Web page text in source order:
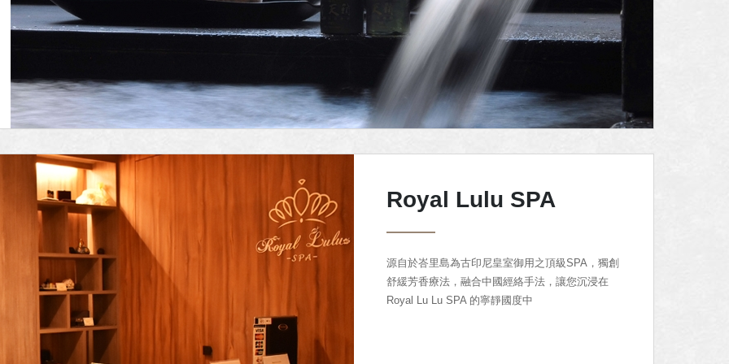
Royal Lulu SPA
源自於峇里島為古印尼皇室御用之頂級SPA，獨創
舒緩芳香療法，融合中國經絡手法，讓您沉浸在
Royal Lu Lu SPA 的寧靜國度中